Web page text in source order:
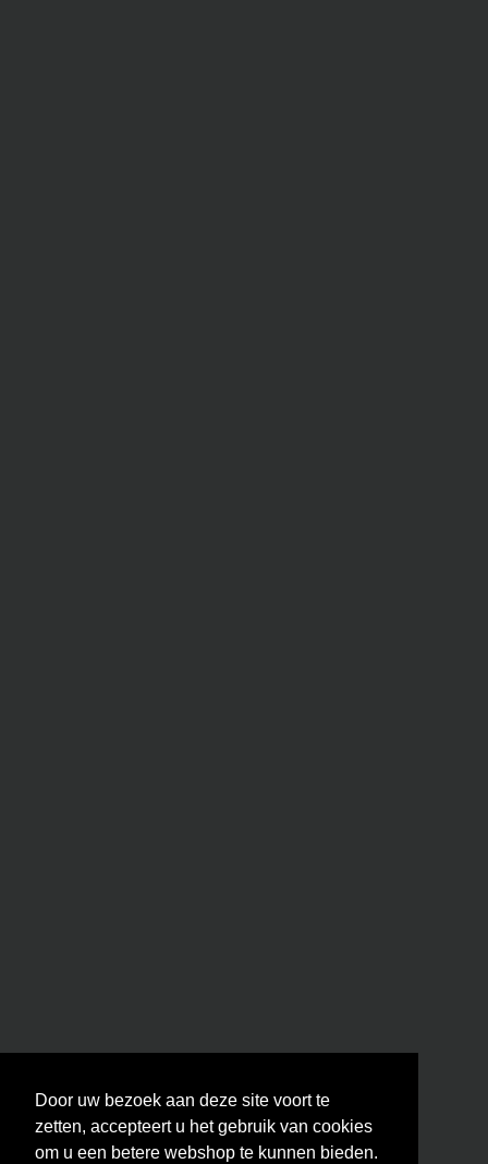
Door uw bezoek aan deze site voort te
zetten, accepteert u het gebruik van cookies
om u een betere webshop te kunnen bieden.